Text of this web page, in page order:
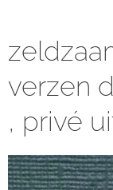
verzen
, privé